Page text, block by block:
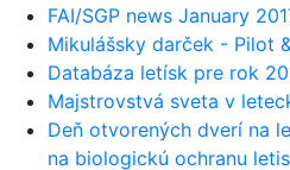
FAI/SGP news January
Mikulášsky darček - Pilot
Databáza letísk pre rok
Majstrovstvá sveta v
Deň otvorených dverí na
na biologickú ochranu